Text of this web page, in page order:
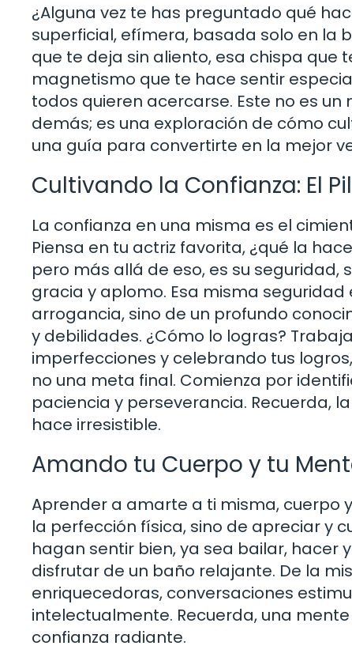
¿Alguna vez te has preguntado qué
superficial, efímera, basada solo en la
que te deja sin aliento, esa chispa que
magnetismo que te hace sentir
todos quieren acercarse. Este no es
demás; es una exploración de cómo
una guía para convertirte en la mejor
Cultivando la Confianza: El
La confianza en una misma es el
Piensa en tu actriz favorita, ¿qué la
pero más allá de eso, es su seguridad,
gracia y aplomo. Esa misma
arrogancia, sino de un profundo
y debilidades. ¿Cómo lo logras?
imperfecciones y celebrando tus
no una meta final. Comienza por
paciencia y perseverancia. Recuerda,
hace irresistible.
Amando tu Cuerpo y tu
Aprender a amarte a ti misma, cuerpo
la perfección física, sino de apreciar y
hagan sentir bien, ya sea bailar,
disfrutar de un baño relajante. De la
enriquecedoras, conversaciones
intelectualmente. Recuerda, una
confianza radiante.